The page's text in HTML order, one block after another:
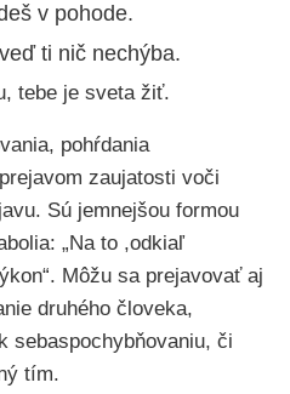
v pohode.
ti nič nechýba.
tebe je sveta žiť.
pohŕdania
zaujatosti voči
Sú jemnejšou formou
„Na to ,odkiaľ
Môžu sa prejavovať aj
druhého človeka,
sebaspochybňovaniu, či
tím.